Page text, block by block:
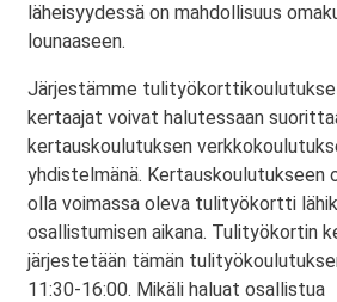
läheisyydessä on mahdollisuus
lounaaseen.
Järjestämme
kertaajat voivat halutessaan
kertauskoulutuksen
yhdistelmänä. Kertauskoulutukseen
olla voimassa oleva tulityökortti
osallistumisen aikana. Tulityökortin
järjestetään tämän
11:30-16:00. Mikäli haluat osallistua